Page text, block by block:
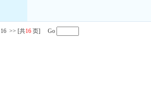
16 >> [共16 页] Go